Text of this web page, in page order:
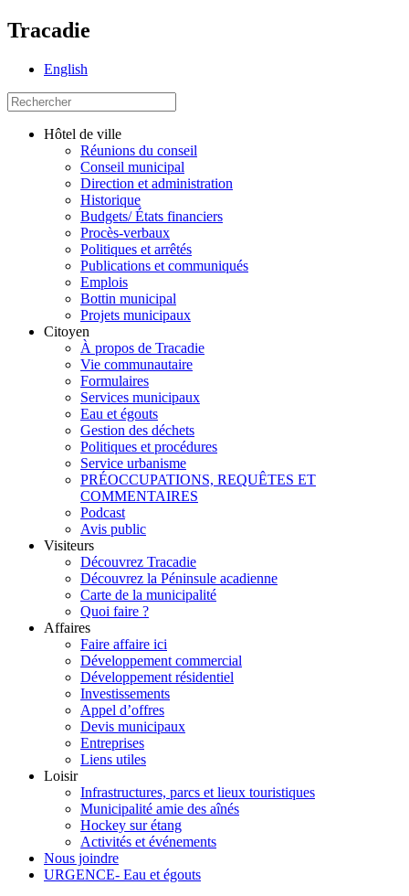
Tracadie
English
Hôtel de ville
Réunions du conseil
Conseil municipal
Direction et administration
Historique
Budgets/ États financiers
Procès-verbaux
Politiques et arrêtés
Publications et communiqués
Emplois
Bottin municipal
Projets municipaux
Citoyen
À propos de Tracadie
Vie communautaire
Formulaires
Services municipaux
Eau et égouts
Gestion des déchets
Politiques et procédures
Service urbanisme
PRÉOCCUPATIONS, REQUÊTES ET
COMMENTAIRES
Podcast
Avis public
Visiteurs
Découvrez Tracadie
Découvrez la Péninsule acadienne
Carte de la municipalité
Quoi faire ?
Affaires
Faire affaire ici
Développement commercial
Développement résidentiel
Investissements
Appel d’offres
Devis municipaux
Entreprises
Liens utiles
Loisir
Infrastructures, parcs et lieux touristiques
Municipalité amie des aînés
Hockey sur étang
Activités et événements
Nous joindre
URGENCE- Eau et égouts